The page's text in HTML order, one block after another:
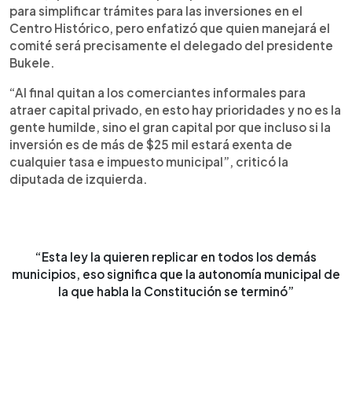
para simplificar trámites para las inversiones en el
Centro Histórico, pero enfatizó que quien manejará el
comité será precisamente el delegado del presidente
Bukele.
“Al final quitan a los comerciantes informales para
atraer capital privado, en esto hay prioridades y no es la
gente humilde, sino el gran capital por que incluso si la
inversión es de más de $25 mil estará exenta de
cualquier tasa e impuesto municipal”, criticó la
diputada de izquierda.
“Esta ley la quieren replicar en todos los demás
municipios, eso significa que la autonomía municipal de
la que habla la Constitución se terminó”